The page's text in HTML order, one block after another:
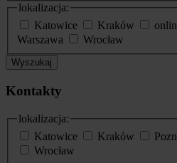
lokalizacja:
Katowice
Kraków
Warszawa
Wrocław
Wyszukaj
Kontakty
lokalizacja:
Katowice
Kraków
Wrocław